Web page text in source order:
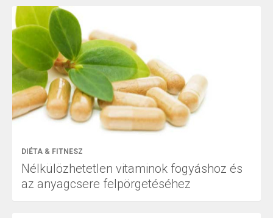
DIÉTA & FITNESZ
Nélkülözhetetlen vitaminok fogyáshoz és
az anyagcsere felpörgetéséhez